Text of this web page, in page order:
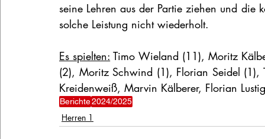
seine Lehren aus der Partie ziehen und
solche Leistung nicht wiederholt.
Es spielten: Timo Wieland (11), Moritz
(2), Moritz Schwind (1), Florian Seidel (1),
Kreidenweiß, Marvin Kälberer, Florian
Berichte2024/2025
Herren 1